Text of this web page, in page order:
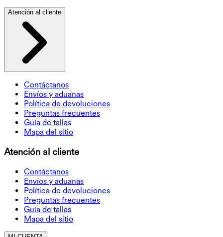
Atención al cliente
Contáctanos
Envíos y aduanas
Política de devoluciones
Preguntas frecuentes
Guía de tallas
Mapa del sitio
Atención al cliente
Contáctanos
Envíos y aduanas
Política de devoluciones
Preguntas frecuentes
Guía de tallas
Mapa del sitio